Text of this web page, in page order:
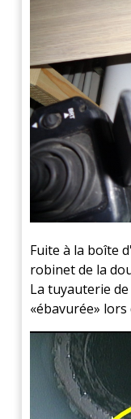
Fuite à la boîte
robinet de la
La tuyauterie
«ébavurée»